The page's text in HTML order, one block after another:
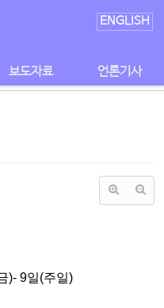
ENGLISH
보도자료 언론기사
)- 9일(주일)